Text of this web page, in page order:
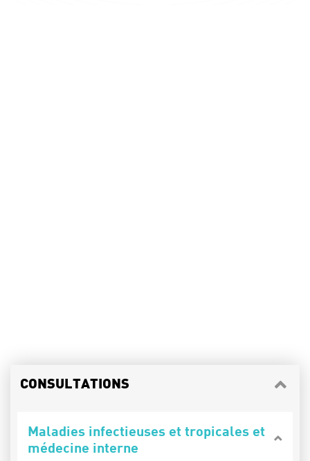
CONSULTATIONS
Maladies infectieuses et tropicales et
médecine interne